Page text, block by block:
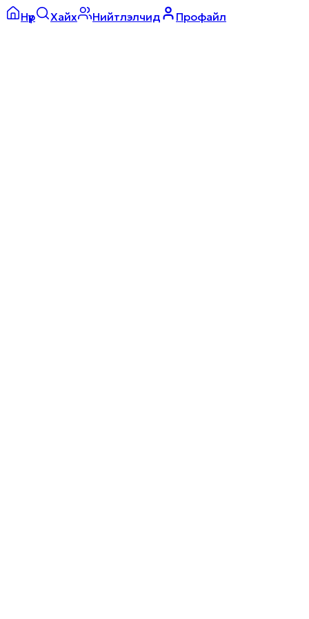
Нүүр Хайх Нийтлэлчид Профайл